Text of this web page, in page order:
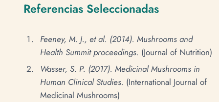
Referencias Seleccionadas
Feeney, M. J., et al. (2014). Mushrooms and
Health Summit proceedings. (Journal of Nutrition)
Wasser, S. P. (2017). Medicinal Mushrooms in
Human Clinical Studies. (International Journal of
Medicinal Mushrooms)